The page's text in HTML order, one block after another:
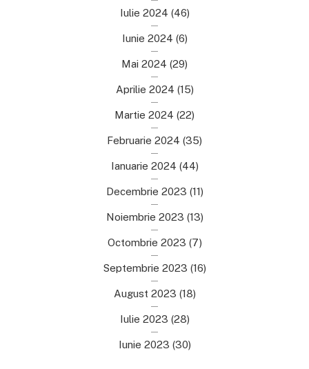
Iulie 2024 (46)
Iunie 2024 (6)
Mai 2024 (29)
Aprilie 2024 (15)
Martie 2024 (22)
Februarie 2024 (35)
Ianuarie 2024 (44)
Decembrie 2023 (11)
Noiembrie 2023 (13)
Octombrie 2023 (7)
Septembrie 2023 (16)
August 2023 (18)
Iulie 2023 (28)
Iunie 2023 (30)